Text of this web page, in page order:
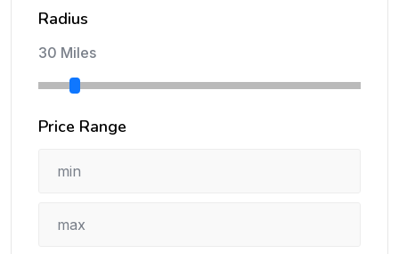
Radius
30 Miles
Price Range